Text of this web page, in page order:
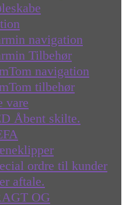
navigation
Tilbehør
navigation
tilbehør
vare
Åbent skilte.
ordre til kunder
aftale.
OG